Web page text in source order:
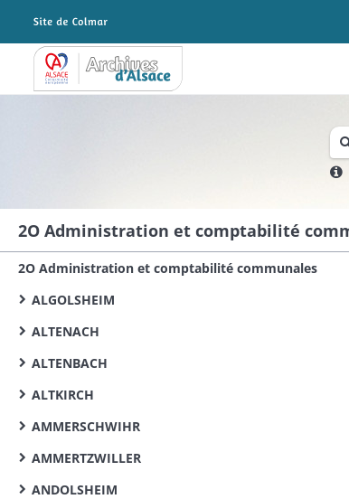
Archives Alsace - Colmar
2O Administration et comptabilité communales
ALGOLSHEIM
ALTENACH
ALTENBACH
ALTKIRCH
AMMERSCHWIHR
AMMERTZWILLER
ANDOLSHEIM